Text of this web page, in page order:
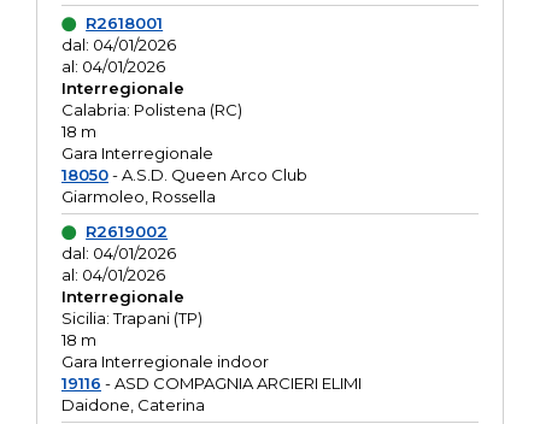
R2618001
dal: 04/01/2026
al: 04/01/2026
Interregionale
Calabria: Polistena (RC)
18 m
Gara Interregionale
18050- A.S.D. Queen Arco Club
Giarmoleo, Rossella
R2619002
dal: 04/01/2026
al: 04/01/2026
Interregionale
Sicilia: Trapani (TP)
18 m
Gara Interregionale indoor
19116 - ASD COMPAGNIA ARCIERI ELIMI
Daidone, Caterina